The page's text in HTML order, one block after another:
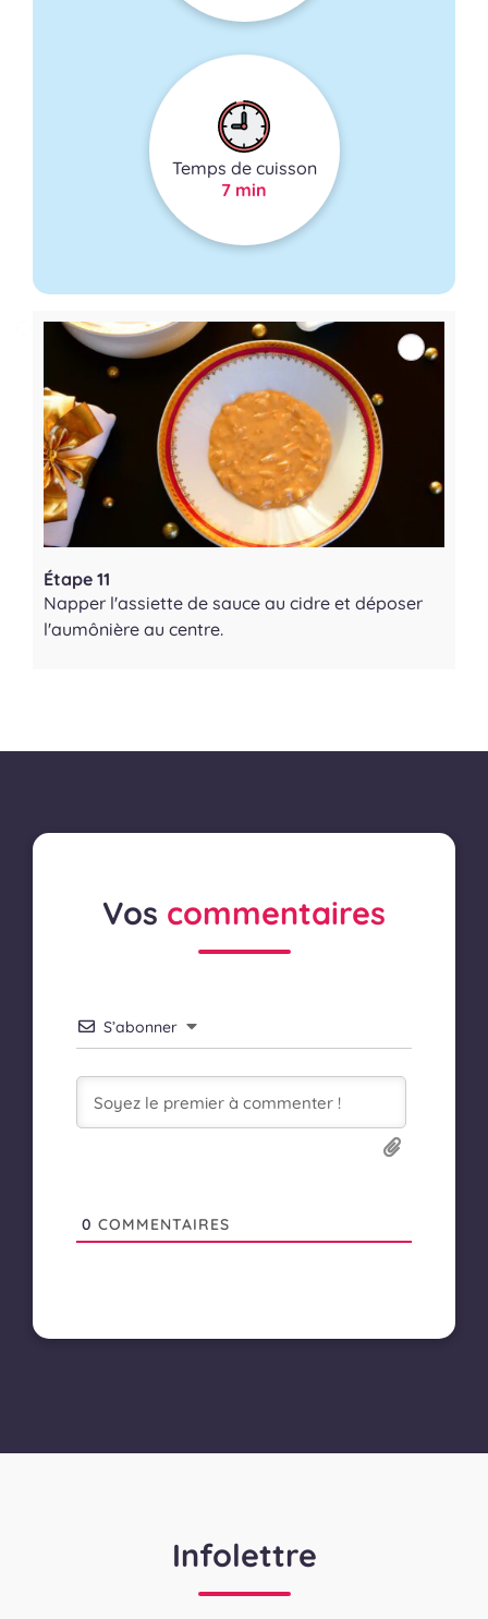
Temps de cuisson
7 min
Étape 11
Napper l'assiette de sauce au cidre et déposer
l'aumônière au centre.
Vos commentaires
S’abonner
0 COMMENTAIRES
Infolettre